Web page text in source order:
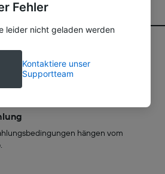
hängen vom
Fehler
leider nicht geladen werden
Kontaktiere unser
Supportteam